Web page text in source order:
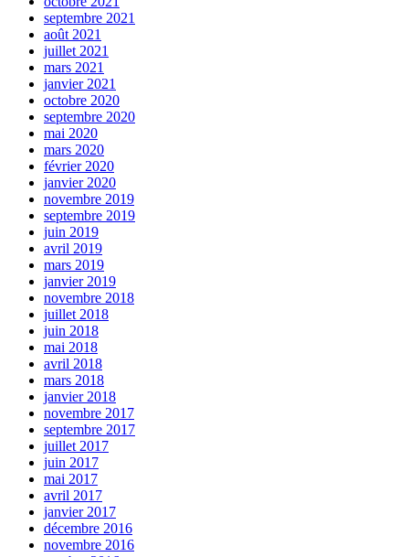
septembre 2021
août 2021
juillet 2021
mars 2021
janvier 2021
octobre 2020
septembre 2020
mai 2020
mars 2020
février 2020
janvier 2020
novembre 2019
septembre 2019
juin 2019
avril 2019
mars 2019
janvier 2019
novembre 2018
juillet 2018
juin 2018
mai 2018
avril 2018
mars 2018
janvier 2018
novembre 2017
septembre 2017
juillet 2017
juin 2017
mai 2017
avril 2017
janvier 2017
décembre 2016
novembre 2016